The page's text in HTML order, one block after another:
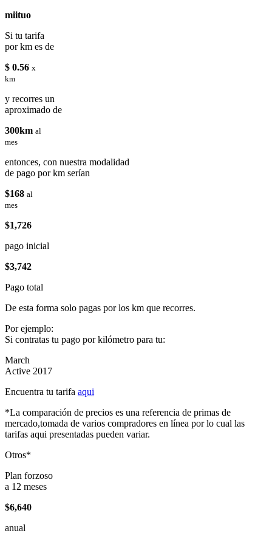
miituo
Si tu tarifa
por km es de
$ 0.56 x
km
y recorres un
aproximado de
300km al
mes
entonces, con nuestra modalidad
de pago por km serían
$168 al
mes
$1,726
pago inicial
$3,742
Pago total
De esta forma solo pagas por los km que recorres.
Por ejemplo:
Si contratas tu pago por kilómetro para tu:
March
Active 2017
Encuentra tu tarifa aqui
*La comparación de precios es una referencia de primas de
mercado,tomada de varios compradores en línea por lo cual las
tarifas aqui presentadas pueden variar.
Otros*
Plan forzoso
a 12 meses
$6,640
anual